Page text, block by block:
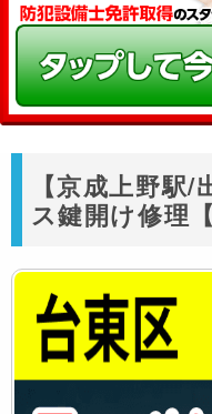
【京成上野駅
ス鍵開け修理